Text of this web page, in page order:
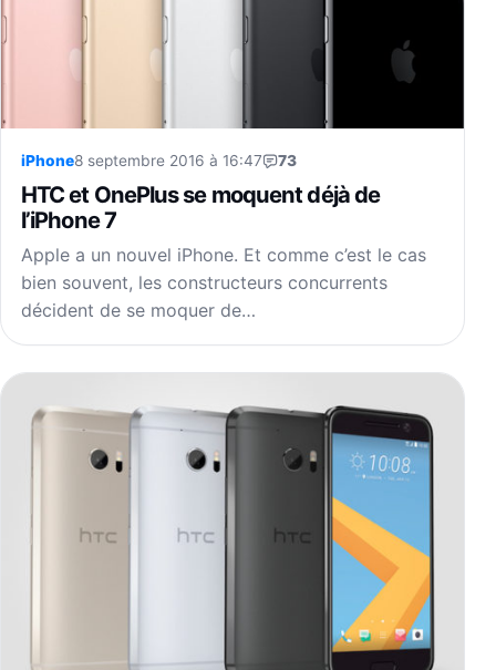
iPhone8 septembre 2016 à 16:47 73
HTC et OnePlus se moquent déjà de
l’iPhone 7
Apple a un nouvel iPhone. Et comme c’est le cas
bien souvent, les constructeurs concurrents
décident de se moquer de…